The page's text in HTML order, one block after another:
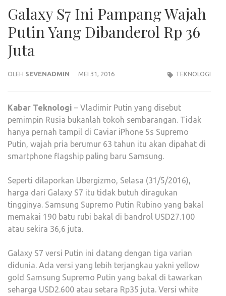
Galaxy S7 Ini Pampang Wajah
Putin Yang Dibanderol Rp 36
Juta
OLEH SEVENADMIN MEI 31, 2016 TEKNOLOGI
Kabar Teknologi – Vladimir Putin yang disebut
pemimpin Rusia bukanlah tokoh sembarangan. Tidak
hanya pernah tampil di Caviar iPhone 5s Supremo
Putin, wajah pria berumur 63 tahun itu akan dipahat di
smartphone flagship paling baru Samsung.
Seperti dilaporkan Ubergizmo, Selasa (31/5/2016),
harga dari Galaxy S7 itu tidak butuh diragukan
tingginya. Samsung Supremo Putin Rubino yang bakal
memakai 190 batu rubi bakal di bandrol USD27.100
atau sekira 36,6 juta.
Galaxy S7 versi Putin ini datang dengan tiga varian
didunia. Ada versi yang lebih terjangkau yakni yellow
gold Samsung Supremo Putin yang bakal di tawarkan
seharga USD2.600 atau setara Rp35 juta. Versi white